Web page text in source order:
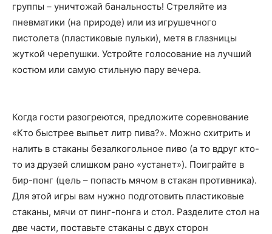
группы – уничтожай банальность! Стреляйте из
пневматики (на природе) или из игрушечного
пистолета (пластиковые пульки), метя в глазницы
жуткой черепушки. Устройте голосование на лучший
костюм или самую стильную пару вечера.
Когда гости разогреются, предложите соревнование
«Кто быстрее выпьет литр пива?». Можно схитрить и
налить в стаканы безалкогольное пиво (а то вдруг кто-
то из друзей слишком рано «устанет»). Поиграйте в
бир-понг (цель – попасть мячом в стакан противника).
Для этой игры вам нужно подготовить пластиковые
стаканы, мячи от пинг-понга и стол. Разделите стол на
две части, поставьте стаканы с двух сторон